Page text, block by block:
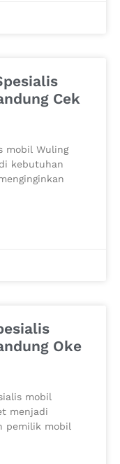
Cek
mobil Wuling
kebutuhan
Oke
mobil
menjadi
pemilik mobil